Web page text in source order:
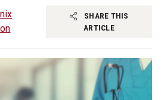
SHARE THIS
ARTICLE